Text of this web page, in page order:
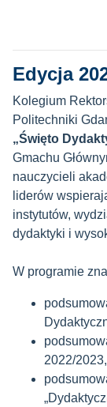
Edycja
Kolegium
Politechniki
„Święto
Gmachu
nauczycieli
liderów
instytutów,
dydaktyki i
W programie
2022/2023,